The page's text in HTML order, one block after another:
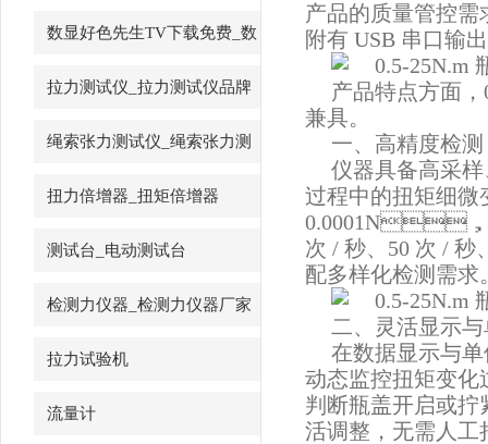
先生
数显好色先生TV下载免费_数
字好色先生TV下载免费
拉力测试仪_拉力测试仪品牌
绳索张力测试仪_绳索张力测
试仪
扭力倍增器_扭矩倍增器
测试台_电动测试台
检测力仪器_检测力仪器厂家
拉力试验机
流量计
产品的质量管控需求
附有 USB 串口输出
产品特点方面
兼具。
一、高精度检测
仪器具备高采样
过程中的扭矩细微变
0.0001N，确
次 / 秒、50 次 /
配多样化检测需求
二、灵活显
在数据显示与单位
动态监控扭矩变化过
判断瓶盖开启或拧
活调整，无需